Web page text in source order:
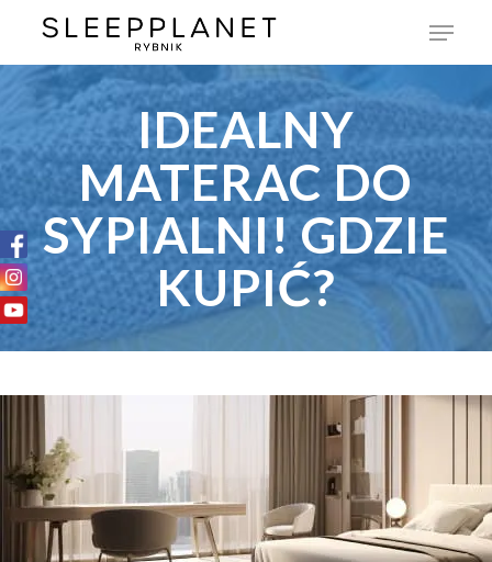
IDEALNY
MATERAC DO
SYPIALNI! GDZIE
KUPIĆ?